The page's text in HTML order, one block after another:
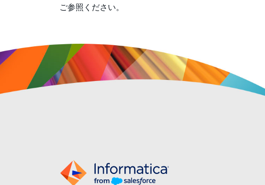
ご参照ください。